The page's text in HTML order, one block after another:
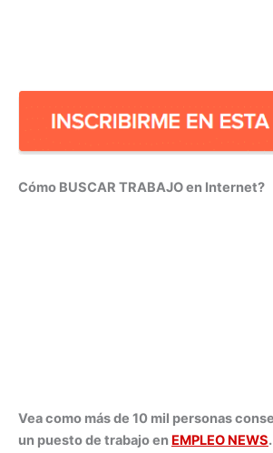
Cómo BUSCAR TRABAJO en Internet?
Vea como más de 10 mil personas
un puesto de trabajo en EMPLEO NEWS.